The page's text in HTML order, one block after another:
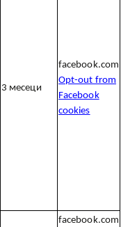
3 месеци
facebook.com
Opt-out from
Facebook
cookies
facebook.com